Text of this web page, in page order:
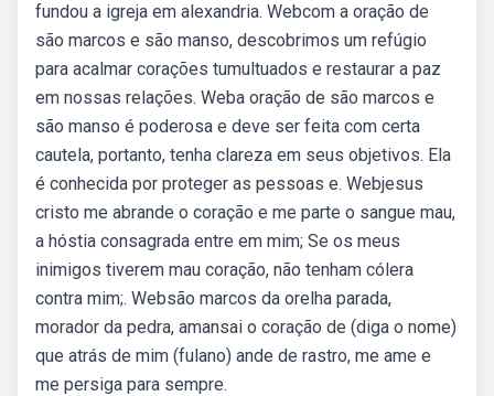
fundou a igreja em alexandria. Webcom a oração de
são marcos e são manso, descobrimos um refúgio
para acalmar corações tumultuados e restaurar a paz
em nossas relações. Weba oração de são marcos e
são manso é poderosa e deve ser feita com certa
cautela, portanto, tenha clareza em seus objetivos. Ela
é conhecida por proteger as pessoas e. Webjesus
cristo me abrande o coração e me parte o sangue mau,
a hóstia consagrada entre em mim; Se os meus
inimigos tiverem mau coração, não tenham cólera
contra mim;. Websão marcos da orelha parada,
morador da pedra, amansai o coração de (diga o nome)
que atrás de mim (fulano) ande de rastro, me ame e
me persiga para sempre.